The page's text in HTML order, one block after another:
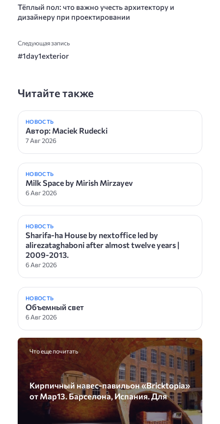
Тёплый пол: что важно учесть архитектору и
дизайнеру при проектировании
Следующая запись
#1day1exterior
Читайте также
НОВОСТЬ
Автор: Maciek Rudecki
7 Авг 2026
НОВОСТЬ
Milk Space by Mirish Mirzayev
6 Авг 2026
НОВОСТЬ
Sharifa-ha House by nextoffice led by
alirezataghaboni after almost twelve years |
2009-2013.
6 Авг 2026
НОВОСТЬ
Объемный свет
6 Авг 2026
Что еще почитать
Кирпичный навес-павильон «Bricktopia»
от Map13. Барселона, Испания. Для